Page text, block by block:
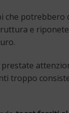
che potrebbero
e
troppo